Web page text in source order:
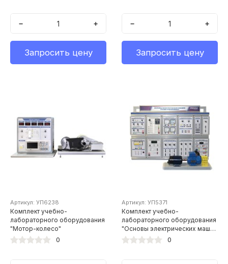
− +
Запросить цену
− +
Запросить цену
Артикул: УП6238
Комплект учебно-
лабораторного оборудования
"Мотор-колесо"
0
Артикул: УП5371
Комплект учебно-
лабораторного оборудования
"Основы электрических машин
и электропривода"
0